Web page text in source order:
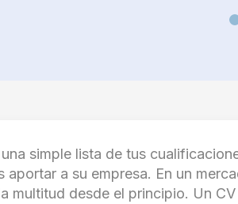
simple lista de tus
a su empresa. En un
multitud desde el principio. Un